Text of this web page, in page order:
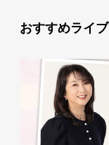
おすすめライブ